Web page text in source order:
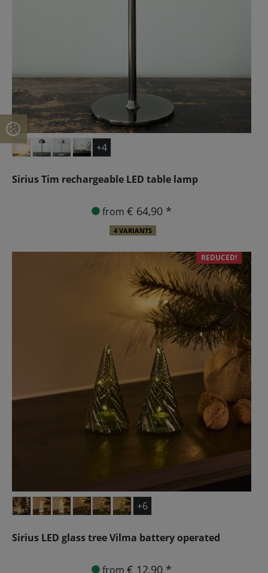
+4
Sirius Tim rechargeable LED table lamp
from € 64,90 *
4 VARIANTS
REDUCED!
+6
Sirius LED glass tree Vilma battery operated
from € 12,90 *